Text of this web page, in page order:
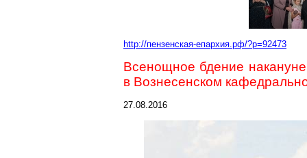
http://пензенская-епархия.рф/?p=92473
Всенощное бдение
в Вознесенском
27.08.2016